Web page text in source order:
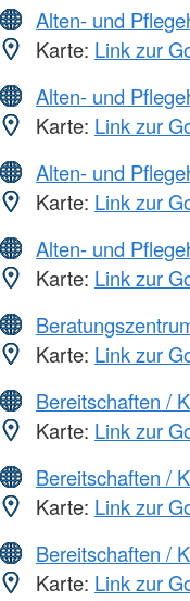
Alten- und
Karte: Link zur
Alten- und
Karte: Link zur
Alten- und
Karte: Link zur
Alten- und
Karte: Link zur
Karte: Link zur
Bereitschaften /
Karte: Link zur
Bereitschaften /
Karte: Link zur
Bereitschaften /
Karte: Link zur